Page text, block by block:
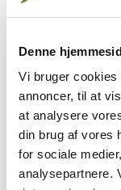
Denne
Vi bruger
annoncer, til at
at analysere
din brug af vores
for sociale
analysepartnere.
også
undladelse af
hensigter.
Vi har et fælles
det er en fælles